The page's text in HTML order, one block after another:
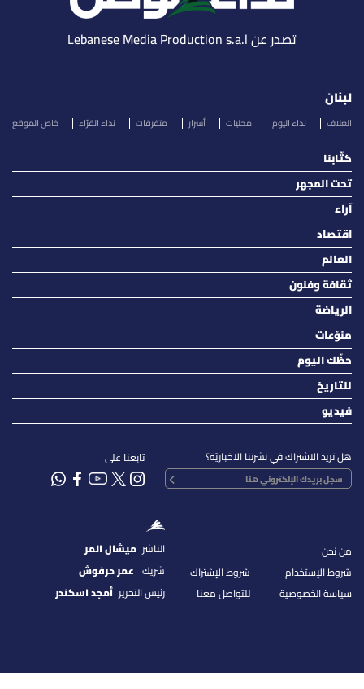
تصدر عن Lebanese Media Production s.a.l
لبنان
الغلاف نداء اليوم محليات أسرار متفرقات نداء القرّاء خاص الموقع
كتّابنا
تحت المجهر
آراء
اقتصاد
العالم
ثقافة وفنون
الرياضة
منوّعات
حظّك اليوم
للتاريخ
فيديو
هل تريد الاشتراك في نشرتنا الاخباريّة؟ تابعنا على
من نحن
شروط الإستخدام
سياسة الخصوصية
شروط الإشتراك
للتواصل معنا
الناشر ميشال المر
شريك عمر حرفوش
رئيس التحرير أمجد اسكندر